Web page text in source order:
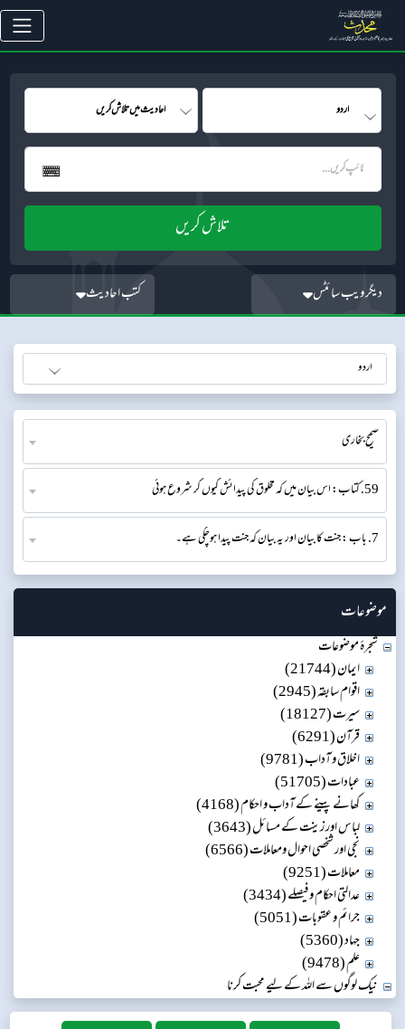
دیگر ویب سائٹس کتب احادیث
صحیح بخاری
59. کتاب: اس بیان میں کہ مخلوق کی پیدائش کیوں کر شروع ہوئی
7. باب : جنت کا بیان اور یہ بیان کہ جنت پیدا ہوچکی ہے۔
موضوعات
شجرۂ موضوعات
ایمان (21744)
اقوام سابقہ (2945)
سیرت (18127)
قرآن (6291)
اخلاق و آداب (9781)
عبادات (51705)
کھانے پینے کے آداب و احکام (4168)
لباس اور زینت کے مسائل (3643)
نجی اور شخصی احوال ومعاملات (6566)
معاملات (9251)
عدالتی احکام و فیصلے (3434)
جرائم و عقوبات (5051)
جہاد (5360)
علم (9478)
نیک لوگوں سے اللہ کے لیے محبت کرنا